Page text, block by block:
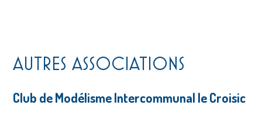
AUTRES ASSOCIATIONS
Club de Modélisme Intercommunal le Croisic